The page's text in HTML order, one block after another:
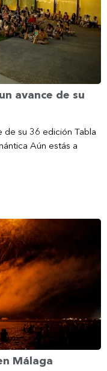
avance de su
de su 36 edición Tabla
Aún estás a
Málaga